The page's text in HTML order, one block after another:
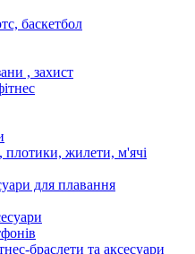
баскетбол
, захист
жилети, м'ячі
для плавання
браслети та аксесуари